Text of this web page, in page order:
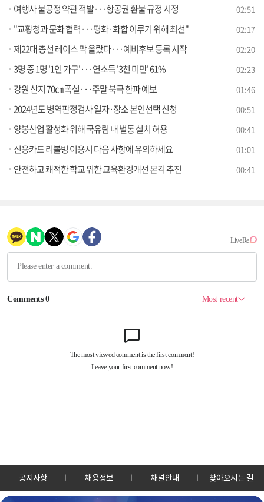
여행사 불공정 약관 적발···항공권 환불 규정 시정 02:51
"교황청과 문화 협력···평화·화합 이루기 위해 최선" 02:17
제22대 총선 레이스 막 올랐다···예비후보 등록 시작 02:20
3명 중 1명 '1인 가구'···연소득 '3천 미만' 61% 02:23
강원 산지 70㎝ 폭설···주말 북극 한파 예보 01:46
2024년도 병역판정검사 일자·장소 본인선택 신청 00:51
양봉산업 활성화 위해 국유림 내 벌통 설치 허용 00:41
신용카드 리볼빙 이용시 다음 사항에 유의하세요 01:01
안전하고 쾌적한 학교 위한 교육환경개선 본격 추진 00:41
공지사항 채용정보 채널안내 찾아오시는 길